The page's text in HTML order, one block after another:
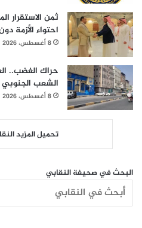
ثمن الاستقرار
احتواء الأزمة
8 أغسطس، 2026
حراك الغضب..
الشعب الجنوبي
8 أغسطس، 2026
تحميل المزيد
البحث في صحيفة النقابي